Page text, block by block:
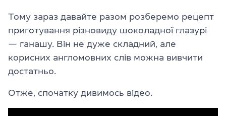
Тому зараз давайте разом розберемо рецепт
приготування різновиду шоколадної глазурі
— ганашу. Він не дуже складний, але
корисних англомовних слів можна вивчити
достатньо.
Отже, спочатку дивимось відео.